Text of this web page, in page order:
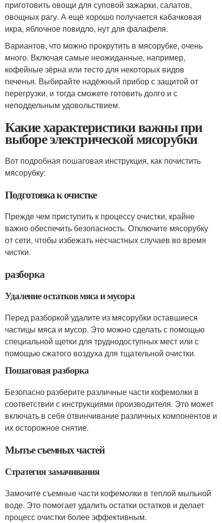
приготовить овощи для суповой зажарки, салатов,
овощных рагу. А ещё хорошо получается кабачковая
икра, яблочное повидло, нут для фалафеля.
Вариантов, что можно прокрутить в мясорубке, очень
много. Включая самые неожиданные, например,
кофейные зёрна или тесто для некоторых видов
печенья. Выбирайте надёжный прибор с защитой от
перегрузки, и тогда сможете готовить долго и с
неподдельным удовольствием.
Какие характеристики важны при
выборе электрической мясорубки
Вот подробная пошаговая инструкция, как почистить
мясорубку:
Подготовка к очистке
Прежде чем приступить к процессу очистки, крайне
важно обеспечить безопасность. Отключите мясорубку
от сети, чтобы избежать несчастных случаев во время
чистки.
разборка
Удаление остатков мяса и мусора
Перед разборкой удалите из мясорубки оставшиеся
частицы мяса и мусор. Это можно сделать с помощью
специальной щетки для труднодоступных мест или с
помощью сжатого воздуха для тщательной очистки.
Пошаговая разборка
Безопасно разберите различные части кофемолки в
соответствии с инструкциями производителя. Это может
включать в себя отвинчивание различных компонентов и
их осторожное снятие.
Мытье съемных частей
Стратегия замачивания
Замочите съемные части кофемолки в теплой мыльной
воде. Это помогает удалить остатки остатков и делает
процесс очистки более эффективным.